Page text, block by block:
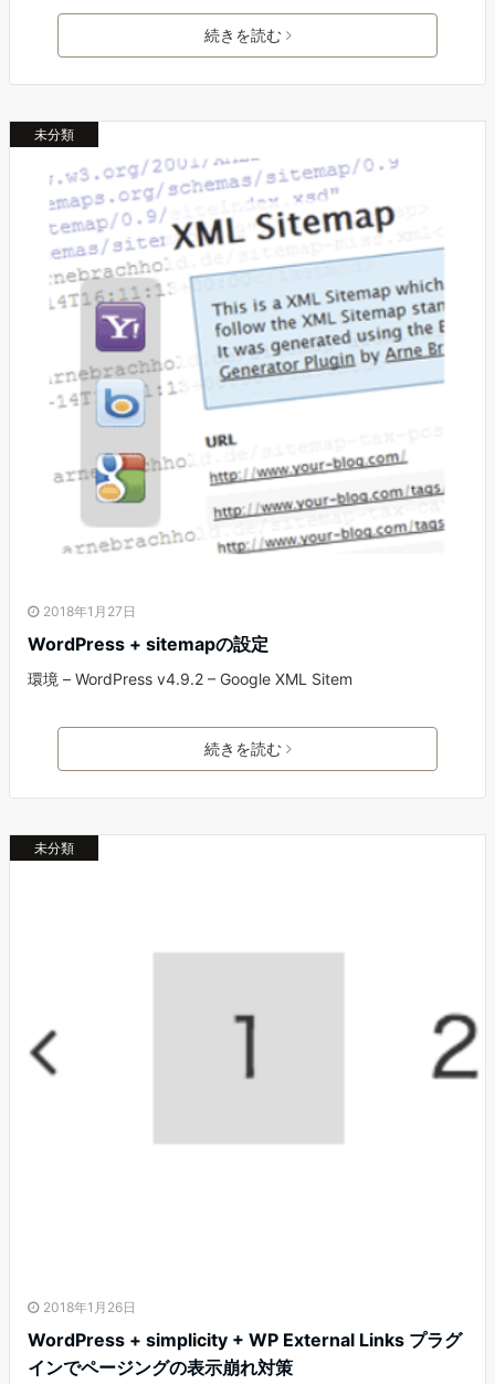
続きを読む
未分類
2018年1月27日
WordPress + sitemapの設定
環境 – WordPress v4.9.2 – Google XML Sitem
続きを読む
未分類
2018年1月26日
WordPress + simplicity + WP External Links プラグ
インでページングの表示崩れ対策